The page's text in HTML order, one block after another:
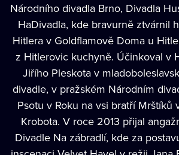
Národního divadla Brno, Divadla
HaDivadla, kde bravurně ztvárnil
Hitlera v Goldflamově Doma u
z Hitlerovic kuchyně. Účinkoval v
Jiřího Pleskota v
divadle, v pražském Národním
Psotu v Roku na vsi bratří Mrštíků
Krobota. V roce 2013 přijal
Divadle Na zábradlí, kde za